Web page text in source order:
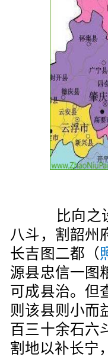
比向之设
八斗，割韶州
长吉图二都（
源县忠信一图
可成县治。但
则该县则小而
百三十余石六
割地以补长宁